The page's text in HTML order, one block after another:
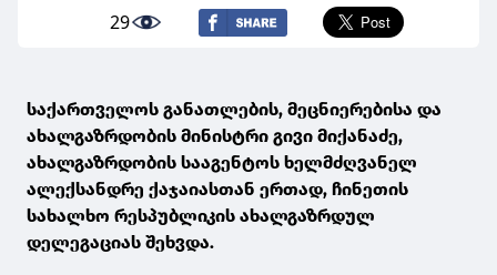
29
საქართველოს განათლების, მეცნიერებისა და
ახალგაზრდობის მინისტრი გივი მიქანაძე,
ახალგაზრდობის სააგენტოს ხელმძღვანელ
ალექსანდრე ქაჯაიასთან ერთად, ჩინეთის
სახალხო რესპუბლიკის ახალგაზრდულ
დელეგაციას შეხვდა.